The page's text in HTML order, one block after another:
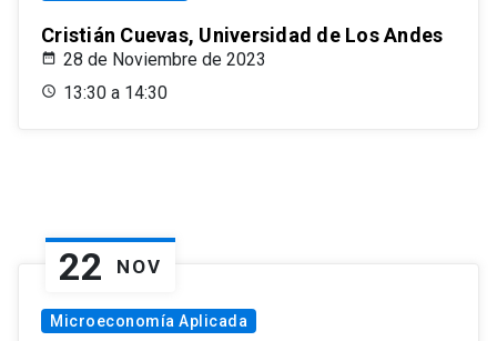
Cristián Cuevas, Universidad de Los Andes
28 de Noviembre de 2023
13:30 a 14:30
22 NOV
Microeconomía Aplicada